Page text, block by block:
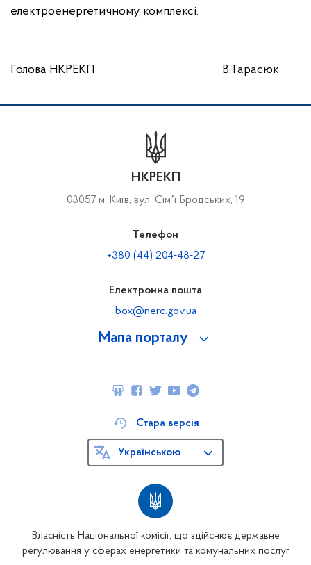
електроенергетичному комплексі.
Голова НКРЕКП В.Тарасюк
Мапа порталу
НКРЕКП
03057 м. Київ, вул. Сімʼї Бродських, 19
Телефон
+380 (44) 204-48-27
Електронна пошта
box@nerc.gov.ua
Власність Національної комісії, що здійснює державне
регулювання у сферах енергетики та комунальних послуг
Стара версія
Українською